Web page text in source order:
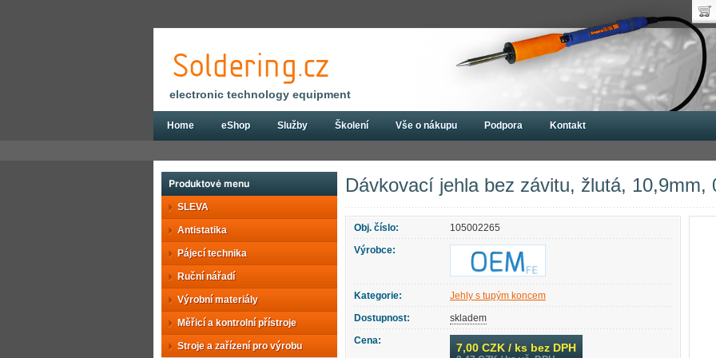
Dávkovací jehla bez
Dávkovací jehla bez závitu, žlutá, 10,9mm,
Obj. číslo:
105002265
Výrobce:
Kategorie:
Jehly s tupým koncem
Dostupnost:
skladem
Cena:
7,00 CZK / ks bez DPH
Produktové menu
SLEVA
Antistatika
Pájecí technika
Ruční nářadí
Výrobní materiály
Měřicí a kontrolní přístroje
Stroje a zařízení pro výrobu
electronic technology equipment
Home eShop Služby Školení Vše o nákupu Podpora Kontakt